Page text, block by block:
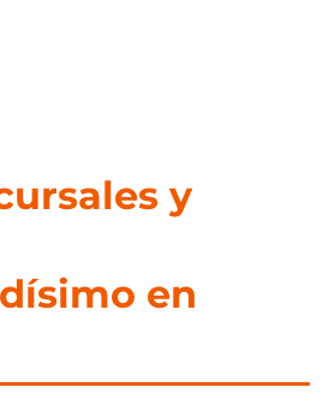
y
en